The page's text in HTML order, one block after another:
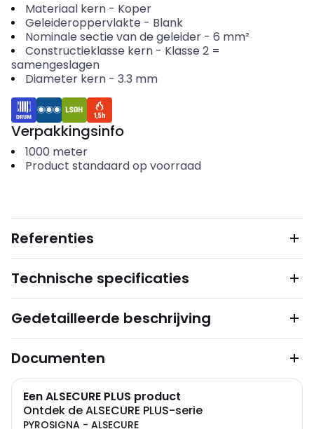
Materiaal kern- Koper
Geleideroppervlakte - Blank
Nominale sectie van de geleider- 6 mm²
Constructieklasse kern- Klasse 2 =
samengeslagen
Diameter kern- 3.3 mm
Verpakkingsinfo
1000 meter
Product standaard op voorraad
Referenties
Technische specificaties
Gedetailleerde beschrijving
Documenten
Een ALSECURE PLUS product
Ontdek de ALSECURE PLUS-serie
PYROSIGNA - ALSECURE